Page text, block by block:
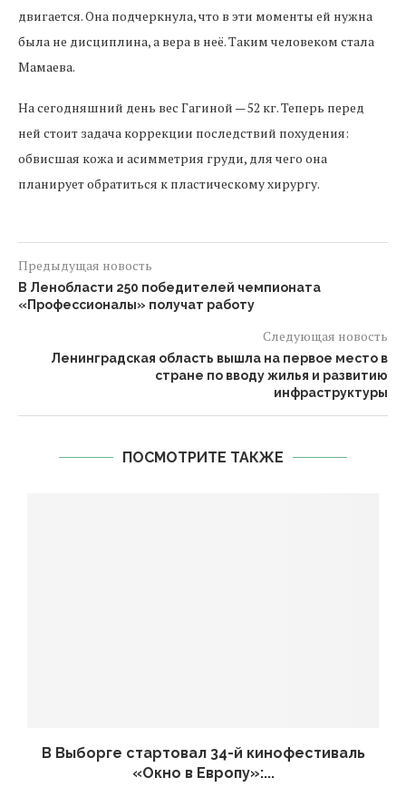
двигается. Она подчеркнула, что в эти моменты ей нужна
была не дисциплина, а вера в неё. Таким человеком стала
Мамаева.
На сегодняшний день вес Гагиной — 52 кг. Теперь перед
ней стоит задача коррекции последствий похудения:
обвисшая кожа и асимметрия груди, для чего она
планирует обратиться к пластическому хирургу.
Предыдущая новость
В Ленобласти 250 победителей чемпионата
«Профессионалы» получат работу
Следующая новость
Ленинградская область вышла на первое место в
стране по вводу жилья и развитию
инфраструктуры
ПОСМОТРИТЕ ТАКЖЕ
В Выборге стартовал 34-й кинофестиваль
«Окно в Европу»:...